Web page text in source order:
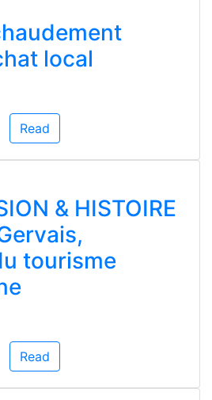
local
Read
& HISTOIRE
tourisme
Read